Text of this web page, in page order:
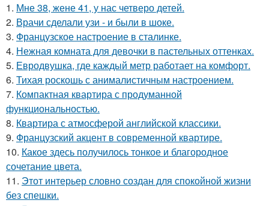
1. Мне 38, жене 41, у нас четверо детей.
2. Врачи сделали узи - и были в шоке.
3. Французское настроение в сталинке.
4. Нежная комната для девочки в пастельных оттенках.
5. Евродвушка, где каждый метр работает на комфорт.
6. Тихая роскошь с анималистичным настроением.
7. Компактная квартира с продуманной
функциональностью.
8. Квартира с атмосферой английской классики.
9. Французский акцент в современной квартире.
10. Какое здесь получилось тонкое и благородное
сочетание цвета.
11. Этот интерьер словно создан для спокойной жизни
без спешки.